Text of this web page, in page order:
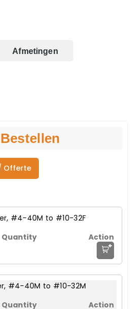
Afmetingen
Bestellen
Offerte
#4-40M to #10-32F
+
#4-40M to #10-32M